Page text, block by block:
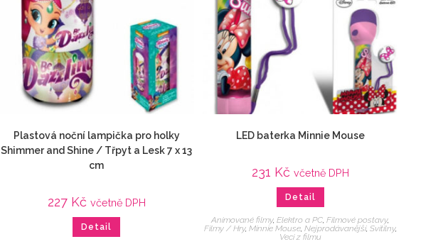
Plastová noční lampička pro holky
Shimmer and Shine / Třpyt a Lesk 7 x 13
cm
227 Kč včetně DPH
Detail
LED baterka Minnie Mouse
231 Kč včetně DPH
Detail
Animované filmy,Elektro a PC,Filmové postavy,
Filmy / Hry, Minnie Mouse, Nejprodávanější, Svítilny,
Veci z filmu